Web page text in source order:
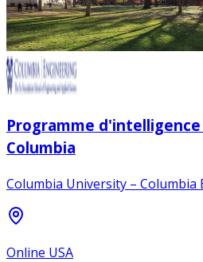
Programme
Columbia
Columbia University – Columbia
Online USA